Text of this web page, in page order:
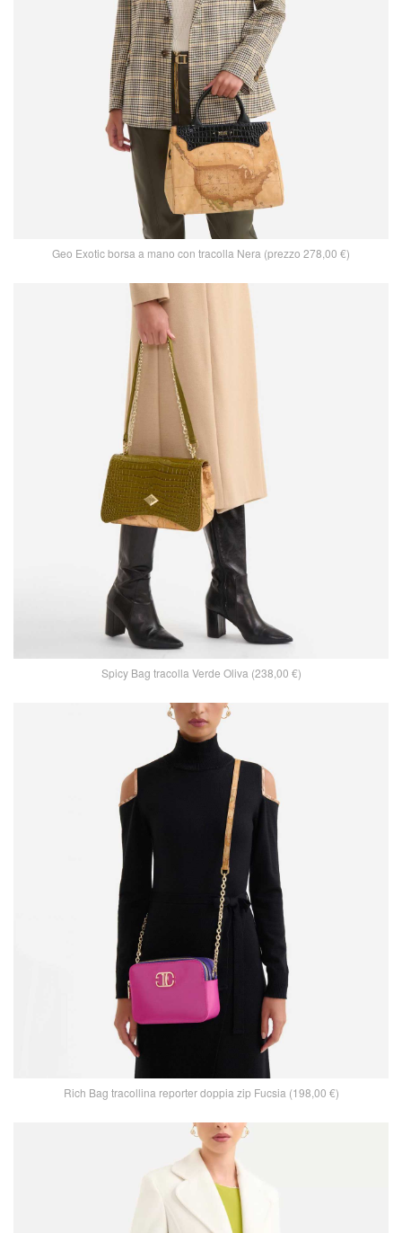
Geo Exotic borsa a mano con tracolla Nera (prezzo 278,00 €)
Spicy Bag tracolla Verde Oliva (238,00 €)
Rich Bag tracollina reporter doppia zip Fucsia (198,00 €)